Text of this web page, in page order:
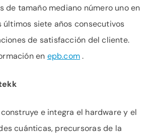
de tamaño mediano número uno en
últimos siete años consecutivos
de satisfacción del cliente.
en epb.com.
e integra el hardware y el
cuánticas, precursoras de la